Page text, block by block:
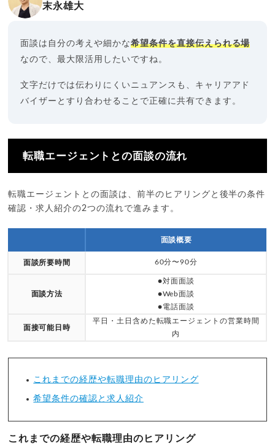
末永雄大
面談は自分の考えや細かな希望条件を直接伝えられる場
なので、最大限活用したいですね。
文字だけでは伝わりにくいニュアンスも、キャリアアド
バイザーとすり合わせることで正確に共有できます。
転職エージェントとの面談の流れ
転職エージェントとの面談は、前半のヒアリングと後半の条件
確認・求人紹介の2つの流れで進みます。
面談概要
面談所要時間 60分〜90分
面談方法
●対面面談
●Web面談
●電話面談
面接可能日時
平日・土日含めた転職エージェントの営業時間
内
これまでの経歴や転職理由のヒアリング
希望条件の確認と求人紹介
これまでの経歴や転職理由のヒアリング